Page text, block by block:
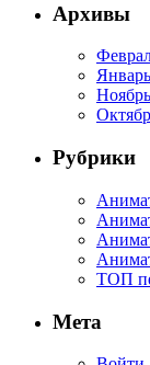
Архивы
Рубрики
ТОП
Мета